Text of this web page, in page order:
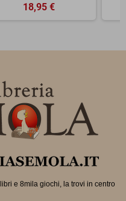
18,95 €
e 8mila giochi, la trovi in centro